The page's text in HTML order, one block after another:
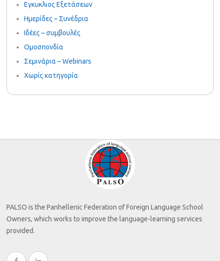
Εγκυκλιος Εξετάσεων
Ημερίδες – Συνέδρια
Ιδέες – συμβουλές
Ομοσπονδία
Σεμινάρια – Webinars
Χωρίς κατηγορία
PALSO is the Panhellenic Federation of Foreign Language School
Owners, which works to improve the language-learning services
provided.